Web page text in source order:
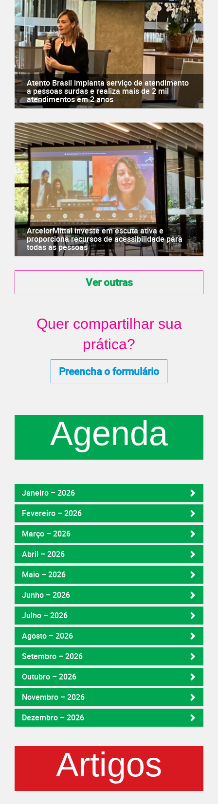
Atento Brasil implanta serviço de atendimento
a pessoas surdas e realiza mais de 2 mil
atendimentos em 2 anos
ArcelorMittal investe em escuta ativa e
proporciona recursos de acessibilidade para
todas as pessoas
Ver outras
Quer compartilhar sua
prática?
Preencha o formulário
Agenda
Janeiro – 2026
Fevereiro – 2026
Março – 2026
Abril – 2026
Maio – 2026
Junho – 2026
Julho – 2026
Agosto – 2026
Setembro – 2026
Outubro – 2026
Novembro – 2026
Dezembro – 2026
Artigos